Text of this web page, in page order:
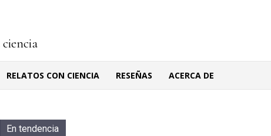
RELATOS CON CIENCIA RESEÑAS ACERCA DE
En tendencia